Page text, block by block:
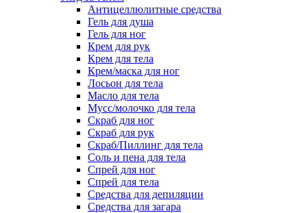
Антицеллюлитные средства
Гель для душа
Гель для ног
Крем для рук
Крем для тела
Крем/маска для ног
Лосьон для тела
Масло для тела
Мусс/молочко для тела
Скраб для ног
Скраб для рук
Скраб/Пиллинг для тела
Соль и пена для тела
Спрей для ног
Спрей для тела
Средства для депиляции
Средства для загара